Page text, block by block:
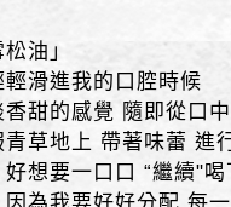
油」
滑進我的口腔時候
甜的感覺 隨即從口
草地上 帶著味蕾 進
想要一口口 “繼續"